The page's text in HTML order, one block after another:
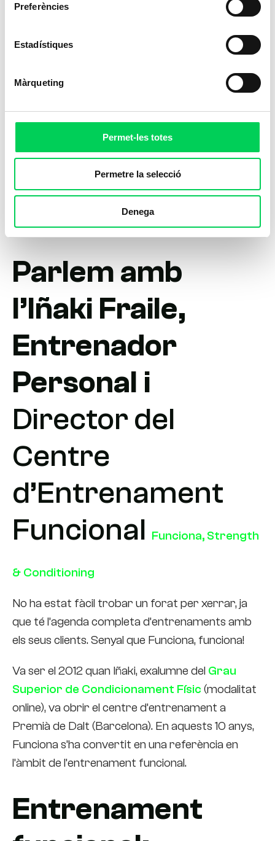
Preferències
Estadístiques
Màrqueting
Permet-les totes
Permetre la selecció
Denega
Parlem amb
l’Iñaki Fraile,
Entrenador
Personal i
Director del
Centre
d’Entrenament
Funcional Funciona, Strength
& Conditioning
No ha estat fàcil trobar un forat per xerrar, ja
que té l’agenda completa d’entrenaments amb
els seus clients. Senyal que Funciona, funciona!
Va ser el 2012 quan Iñaki, exalumne del Grau
Superior de Condicionament Físic (modalitat
online), va obrir el centre d’entrenament a
Premià de Dalt (Barcelona). En aquests 10 anys,
Funciona s’ha convertit en una referència en
l’àmbit de l’entrenament funcional.
Entrenament